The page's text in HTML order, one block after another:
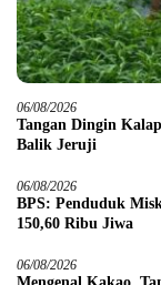
06/08/2026
Tangan Dingin
Balik Jeruji
06/08/2026
BPS: Penduduk
150,60 Ribu Jiwa
06/08/2026
Mengenal Kakao,